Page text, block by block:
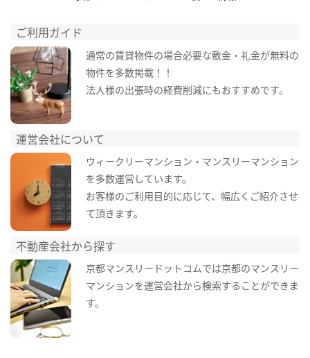
ご利用ガイド
通常の賃貸物件の場合必要な敷金・礼金が無料の
物件を多数掲載！！
法人様の出張時の経費削減にもおすすめです。
運営会社について
ウィークリーマンション・マンスリーマンション
を多数運営しています。
お客様のご利用目的に応じて、幅広くご紹介させ
て頂きます。
不動産会社から探す
京都マンスリードットコムでは京都のマンスリー
マンションを運営会社から検索することができま
す。